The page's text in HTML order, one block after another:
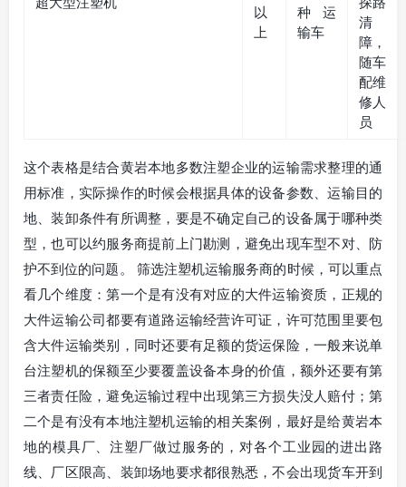
以
上
种运
输车
清
障，
随车
配维
修人
员
这个表格是结合黄岩本地多数注塑企业的运输需求整理的通
用标准，实际操作的时候会根据具体的设备参数、运输目的
地、装卸条件有所调整，要是不确定自己的设备属于哪种类
型，也可以约服务商提前上门勘测，避免出现车型不对、防
护不到位的问题。 筛选注塑机运输服务商的时候，可以重点
看几个维度：第一个是有没有对应的大件运输资质，正规的
大件运输公司都要有道路运输经营许可证，许可范围里要包
含大件运输类别，同时还要有足额的货运保险，一般来说单
台注塑机的保额至少要覆盖设备本身的价值，额外还要有第
三者责任险，避免运输过程中出现第三方损失没人赔付；第
二个是有没有本地注塑机运输的相关案例，最好是给黄岩本
地的模具厂、注塑厂做过服务的，对各个工业园的进出路
线、厂区限高、装卸场地要求都很熟悉，不会出现货车开到